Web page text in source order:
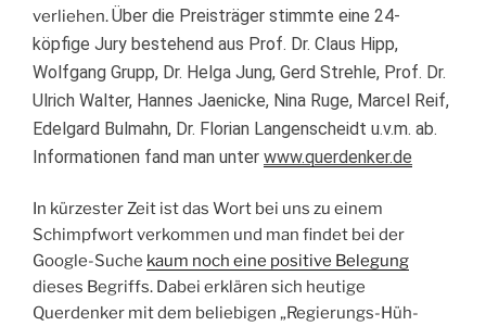
verliehen.Über die Preisträger stimmte eine 24-
köpfige Jury bestehend aus Prof. Dr. Claus Hipp,
Wolfgang Grupp, Dr. Helga Jung, Gerd Strehle, Prof. Dr.
Ulrich Walter, Hannes Jaenicke, Nina Ruge, Marcel Reif,
Edelgard Bulmahn, Dr. Florian Langenscheidt u.v.m. ab.
Informationen fand man unter www.querdenker.de
In kürzester Zeit ist das Wort bei uns zu einem
Schimpfwort verkommen und man findet bei der
Google-Suche kaum noch eine positive Belegung
dieses Begriffs. Dabei erklären sich heutige
Querdenker mit dem beliebigen „Regierungs-Hüh-